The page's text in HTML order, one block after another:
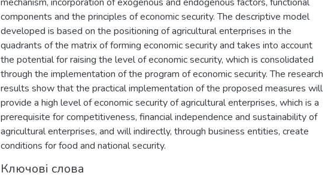
components and the principles of economic security. The descriptive model
developed is based on the positioning of agricultural enterprises in the
quadrants of the matrix of forming economic security and takes into account
the potential for raising the level of economic security, which is consolidated
through the implementation of the program of economic security. The research
results show that the practical implementation of the proposed measures will
provide a high level of economic security of agricultural enterprises, which is a
prerequisite for competitiveness, financial independence and sustainability of
agricultural enterprises, and will indirectly, through business entities, create
conditions for food and national security.
Ключові слова